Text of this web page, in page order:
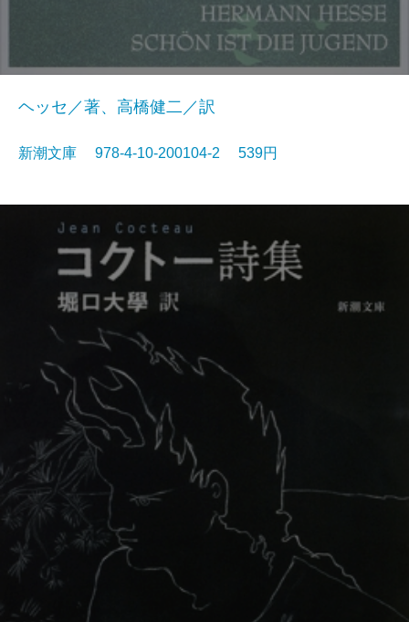
ヘッセ／著、高橋健二／訳
新潮文庫 978-4-10-200104-2 539円